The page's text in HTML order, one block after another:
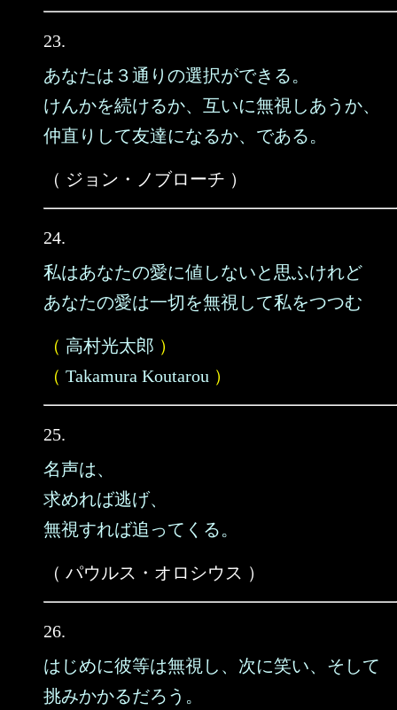
23.
あなたは３通りの選択ができる。
けんかを続けるか、互いに無視しあうか、
仲直りして友達になるか、である。
（ ジョン・ノブローチ ）
24.
私はあなたの愛に値しないと思ふけれど
あなたの愛は一切を無視して私をつつむ
（ 高村光太郎 ）
（ Takamura Koutarou ）
25.
名声は、
求めれば逃げ、
無視すれば追ってくる。
（ パウルス・オロシウス ）
26.
はじめに彼等は無視し、次に笑い、そして
挑みかかるだろう。